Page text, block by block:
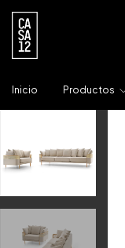
Inicio Productos